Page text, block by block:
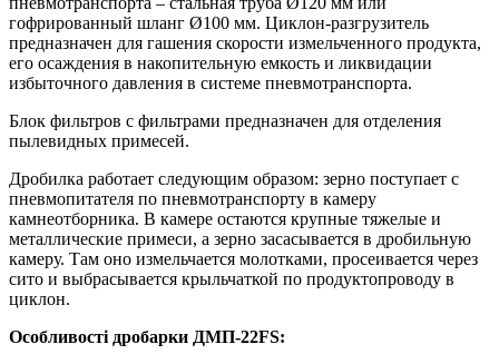
гофрированный шланг Ø100 мм. Циклон-разгрузитель
предназначен для гашения скорости измельченного продукта,
его осаждения в накопительную емкость и ликвидации
избыточного давления в системе пневмотранспорта.
Блок фильтров с фильтрами предназначен для отделения
пылевидных примесей.
Дробилка работает следующим образом: зерно поступает с
пневмопитателя по пневмотранспорту в камеру
камнеотборника. В камере остаются крупные тяжелые и
металлические примеси, а зерно засасывается в дробильную
камеру. Там оно измельчается молотками, просеивается через
сито и выбрасывается крыльчаткой по продуктопроводу в
циклон.
Особливості дробарки ДМП-22FS: